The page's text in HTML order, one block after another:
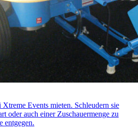
Events mieten. Schleudern sie
oder auch einer Zuschauermenge zu
entgegen.